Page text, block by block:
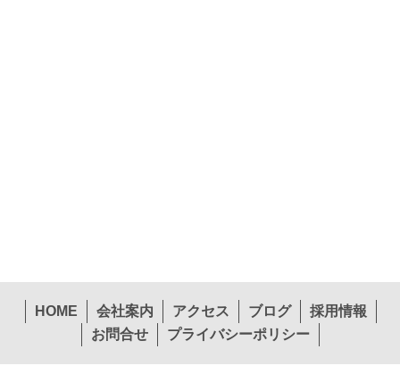
HOME 会社案内 アクセス ブログ
採用情報
お問合せ
プライバシーポリシー